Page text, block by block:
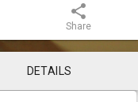
share
Share
DETAILS